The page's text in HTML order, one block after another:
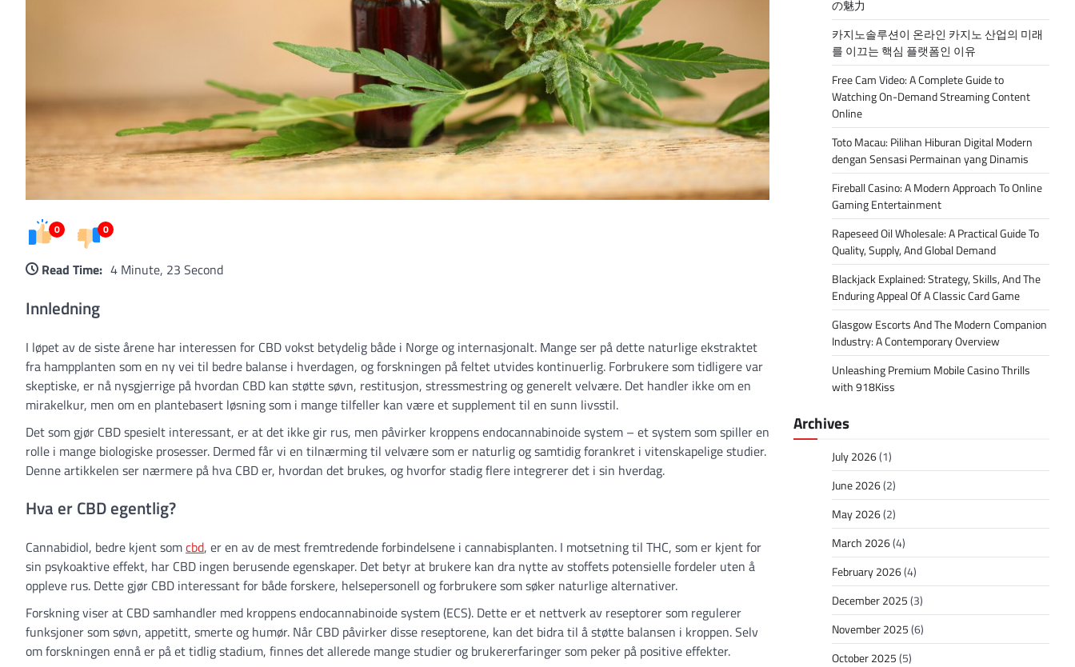
0 0
Read Time: 4 Minute, 23 Second
Innledning
I løpet av de siste årene har interessen for CBD vokst betydelig både i Norge og internasjonalt. Mange ser på dette naturlige ekstraktet
fra hampplanten som en ny vei til bedre balanse i hverdagen, og forskningen på feltet utvides kontinuerlig. Forbrukere som tidligere var
skeptiske, er nå nysgjerrige på hvordan CBD kan støtte søvn, restitusjon, stressmestring og generelt velvære. Det handler ikke om en
mirakelkur, men om en plantebasert løsning som i mange tilfeller kan være et supplement til en sunn livsstil.
Det som gjør CBD spesielt interessant, er at det ikke gir rus, men påvirker kroppens endocannabinoide system – et system som spiller en
rolle i mange biologiske prosesser. Dermed får vi en tilnærming til velvære som er naturlig og samtidig forankret i vitenskapelige studier.
Denne artikkelen ser nærmere på hva CBD er, hvordan det brukes, og hvorfor stadig flere integrerer det i sin hverdag.
Hva er CBD egentlig?
Cannabidiol, bedre kjent somcbd, er en av de mest fremtredende forbindelsene i cannabisplanten. I motsetning til THC, som er kjent for
sin psykoaktive effekt, har CBD ingen berusende egenskaper. Det betyr at brukere kan dra nytte av stoffets potensielle fordeler uten å
oppleve rus. Dette gjør CBD interessant for både forskere, helsepersonell og forbrukere som søker naturlige alternativer.
Forskning viser at CBD samhandler med kroppens endocannabinoide system (ECS). Dette er et nettverk av reseptorer som regulerer
funksjoner som søvn, appetitt, smerte og humør. Når CBD påvirker disse reseptorene, kan det bidra til å støtte balansen i kroppen. Selv
om forskningen ennå er på et tidlig stadium, finnes det allerede mange studier og brukererfaringer som peker på positive effekter.
の魅力
카지노솔루션이 온라인 카지노 산업의 미래
를 이끄는 핵심 플랫폼인 이유
Free Cam Video: A Complete Guide to
Watching On-Demand Streaming Content
Online
Toto Macau: Pilihan Hiburan Digital Modern
dengan Sensasi Permainan yang Dinamis
Fireball Casino: A Modern Approach To Online
Gaming Entertainment
Rapeseed Oil Wholesale: A Practical Guide To
Quality, Supply, And Global Demand
Blackjack Explained: Strategy, Skills, And The
Enduring Appeal Of A Classic Card Game
Glasgow Escorts And The Modern Companion
Industry: A Contemporary Overview
Unleashing Premium Mobile Casino Thrills
with 918Kiss
Archives
July 2026(1)
June 2026(2)
May 2026(2)
March 2026(4)
February 2026(4)
December 2025(3)
November 2025(6)
October 2025(5)